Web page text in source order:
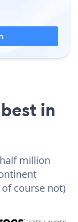
in
million
course not)